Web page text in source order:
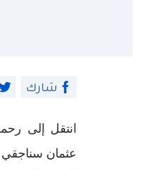
شارك
انتقل إلى
عثمان